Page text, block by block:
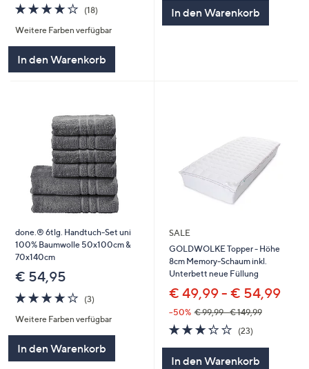
3.8
von
5
(18)18
Weitere Farben verfügbar
In den Warenkorb
In den Warenkorb
done.® 6tlg. Handtuch-Set uni
100% Baumwolle 50x100cm &
70x140cm
€ 54,95
3.7
von
5
(3)3
Weitere Farben verfügbar
In den Warenkorb
SALE
GOLDWOLKE Topper - Höhe
8cm Memory-Schaum inkl.
Unterbett neue Füllung
€ 49,99 - € 54,99
--50% € 99,99 - € 149,99
3.2
von
(23)23
In den Warenkorb